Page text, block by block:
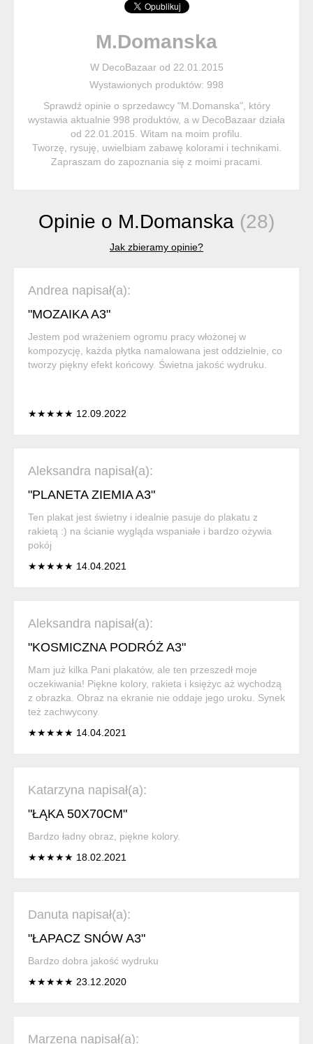
M.Domanska
W DecoBazaar od 22.01.2015
Wystawionych produktów: 998
Sprawdź opinie o sprzedawcy "M.Domanska", który
wystawia aktualnie 998 produktów, a w DecoBazaar działa
od 22.01.2015. Witam na moim profilu.
Tworzę, rysuję, uwielbiam zabawę kolorami i technikami.
Zapraszam do zapoznania się z moimi pracami.
Opinie o M.Domanska (28)
Jak zbieramy opinie?
Andrea napisał(a):
"MOZAIKA A3"
Jestem pod wrażeniem ogromu pracy włożonej w
kompozycję, każda płytka namalowana jest oddzielnie, co
tworzy piękny efekt końcowy. Świetna jakość wydruku.
★★★★★ 12.09.2022
Aleksandra napisał(a):
"PLANETA ZIEMIA A3"
Ten plakat jest świetny i idealnie pasuje do plakatu z
rakietą :) na ścianie wygląda wspaniałe i bardzo ożywia
pokój
★★★★★ 14.04.2021
Aleksandra napisał(a):
"KOSMICZNA PODRÓŻ A3"
Mam już kilka Pani plakatów, ale ten przeszedł moje
oczekiwania! Piękne kolory, rakieta i księżyc aż wychodzą
z obrazka. Obraz na ekranie nie oddaje jego uroku. Synek
też zachwycony.
★★★★★ 14.04.2021
Katarzyna napisał(a):
"ŁĄKA 50X70CM"
Bardzo ładny obraz, piękne kolory.
★★★★★ 18.02.2021
Danuta napisał(a):
"ŁAPACZ SNÓW A3"
Bardzo dobra jakość wydruku
★★★★★ 23.12.2020
Marzena napisał(a):